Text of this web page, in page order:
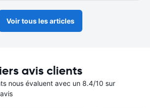
Voir tous les articles
avis clients
nous évaluent avec un 8.4/10 sur